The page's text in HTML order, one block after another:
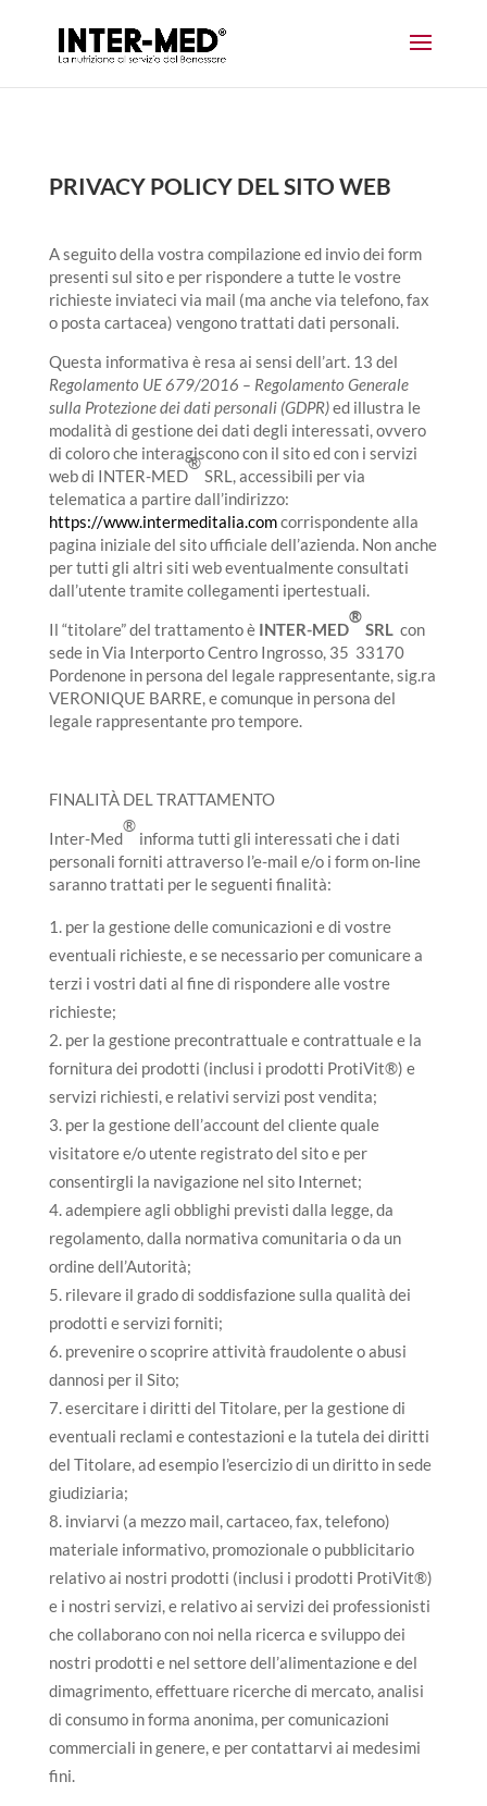
PRIVACY POLICY DEL SITO WEB
A seguito della vostra compilazione ed invio dei form
presenti sul sito e per rispondere a tutte le vostre
richieste inviateci via mail (ma anche via telefono, fax
o posta cartacea) vengono trattati dati personali.
Questa informativa è resa ai sensi dell’art. 13 del
Regolamento UE 679/2016 – Regolamento Generale
sulla Protezione dei dati personali (GDPR)ed illustra le
modalità di gestione dei dati degli interessati, ovvero
di coloro che interagiscono con il sito ed con i servizi
web di INTER-MED
®
SRL, accessibili per via
telematica a partire dall’indirizzo:
https://www.intermeditalia.comcorrispondente alla
pagina iniziale del sito ufficiale dell’azienda. Non anche
per tutti gli altri siti web eventualmente consultati
dall’utente tramite collegamenti ipertestuali.
Il “titolare” del trattamento è INTER-MED
®
SRL con
sede in Via Interporto Centro Ingrosso, 35 33170
Pordenone in persona del legale rappresentante, sig.ra
VERONIQUE BARRE, e comunque in persona del
legale rappresentante pro tempore.
FINALITÀ DEL TRATTAMENTO
Inter-Med
®
informa tutti gli interessati che i dati
personali forniti attraverso l’e-mail e/o i form on-line
saranno trattati per le seguenti finalità:
per la gestione delle comunicazioni e di vostre
eventuali richieste, e se necessario per comunicare a
terzi i vostri dati al fine di rispondere alle vostre
richieste;
per la gestione precontrattuale e contrattuale e la
fornitura dei prodotti (inclusi i prodotti ProtiVit®) e
servizi richiesti, e relativi servizi post vendita;
per la gestione dell’account del cliente quale
visitatore e/o utente registrato del sito e per
consentirgli la navigazione nel sito Internet;
adempiere agli obblighi previsti dalla legge, da
regolamento, dalla normativa comunitaria o da un
ordine dell’Autorità;
rilevare il grado di soddisfazione sulla qualità dei
prodotti e servizi forniti;
prevenire o scoprire attività fraudolente o abusi
dannosi per il Sito;
esercitare i diritti del Titolare, per la gestione di
eventuali reclami e contestazioni e la tutela dei diritti
del Titolare, ad esempio l’esercizio di un diritto in sede
giudiziaria;
inviarvi (a mezzo mail, cartaceo, fax, telefono)
materiale informativo, promozionale o pubblicitario
relativo ai nostri prodotti (inclusi i prodotti ProtiVit®)
e i nostri servizi, e relativo ai servizi dei professionisti
che collaborano con noi nella ricerca e sviluppo dei
nostri prodotti e nel settore dell’alimentazione e del
dimagrimento, effettuare ricerche di mercato, analisi
di consumo in forma anonima, per comunicazioni
commerciali in genere, e per contattarvi ai medesimi
fini.